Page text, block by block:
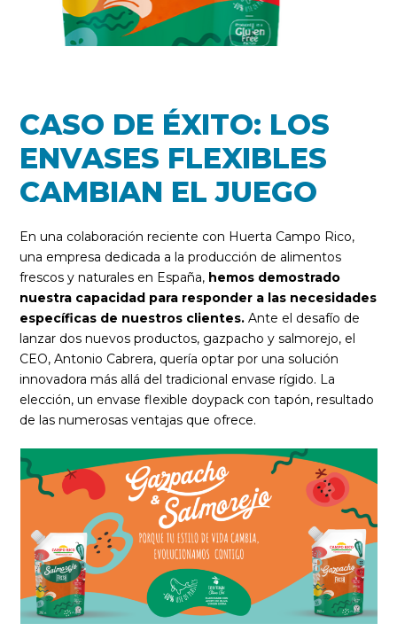
CASO DE ÉXITO: LOS
ENVASES FLEXIBLES
CAMBIAN EL JUEGO
En una colaboración reciente con Huerta Campo Rico,
una empresa dedicada a la producción de alimentos
frescos y naturales en España, hemos demostrado
nuestra capacidad para responder a las necesidades
específicas de nuestros clientes. Ante el desafío de
lanzar dos nuevos productos, gazpacho y salmorejo, el
CEO, Antonio Cabrera, quería optar por una solución
innovadora más allá del tradicional envase rígido. La
elección, un envase flexible doypack con tapón, resultado
de las numerosas ventajas que ofrece.